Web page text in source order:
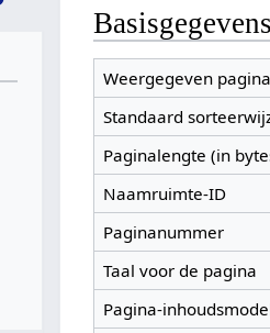
Basisgegevens
Weergegeven
Standaard
Paginalengte (in
Naamruimte-ID
Paginanummer
Taal voor de pagina
Pagina-